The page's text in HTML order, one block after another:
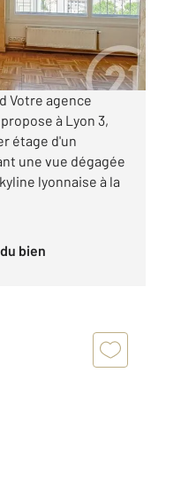
Votre agence
à Lyon 3,
étage d'un
une vue dégagée
lyonnaise à la
bien